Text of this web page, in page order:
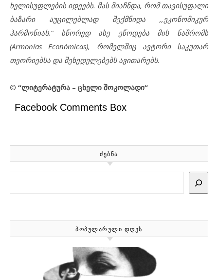
ხელისუფლების იდეებს. მას მიაჩნდა, რომ თავისუფალი
ბაზარი აუცილებლად შექმნიდა ,,ეკონომიკურ
ჰარმონიას.” სწორედ ასე ეწოდება მის ნაშრომს
(Armonías Económicas), რომელშიც ავტორი საკუთარ
თეორიებსა და შეხედულებებს ავითარებს.
© “ლიტერატურა – ცხელი შოკოლადი“
Facebook Comments Box
ᲫᲔᲑᲜᲐ
ᲞᲝᲞᲣᲚᲐᲠᲣᲚᲘ ᲓᲦᲔᲡ